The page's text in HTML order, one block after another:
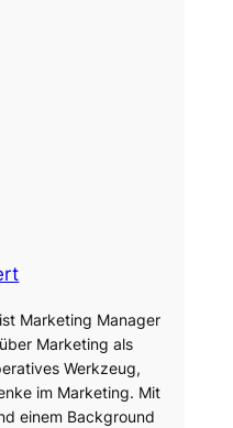
Marketing Manager
Marketing als
Werkzeug,
im Marketing. Mit
einem Background